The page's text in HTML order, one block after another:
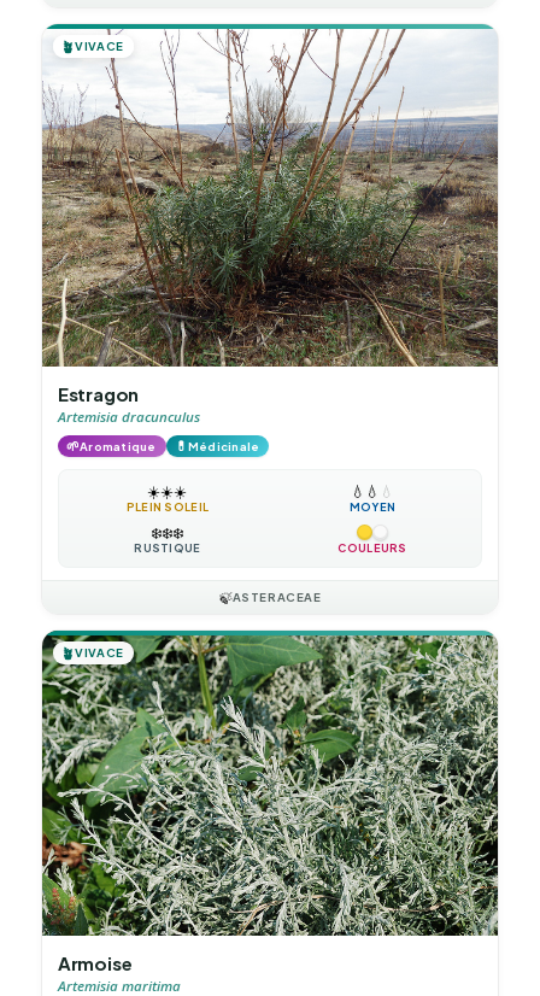
🪴VIVACE
Estragon
Artemisia dracunculus
🌱Aromatique 💊 Médicinale
☀️☀️☀️
PLEIN SOLEIL
💧 💧 💧
MOYEN
❄️❄️❄️
RUSTIQUE COULEURS
🍃ASTERACEAE
🪴VIVACE
Armoise
Artemisia maritima